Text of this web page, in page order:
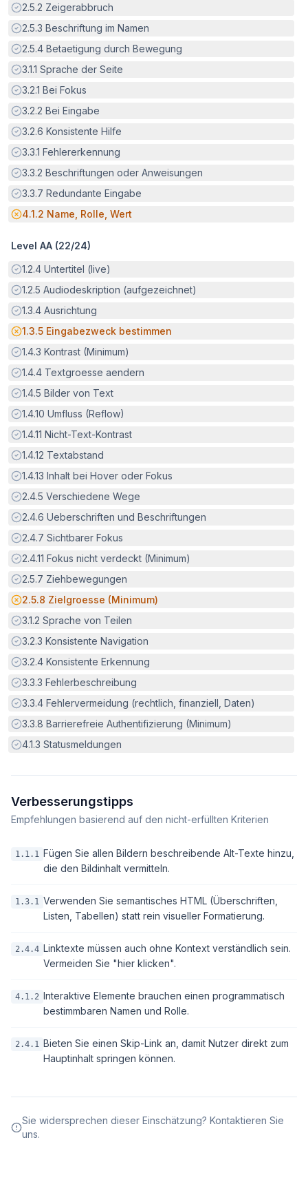
Erfüllt:
2.5.2 Zeigerabbruch
Erfüllt:
2.5.3 Beschriftung im Namen
Erfüllt:
2.5.4 Betaetigung durch Bewegung
Erfüllt:
3.1.1 Sprache der Seite
Erfüllt:
3.2.1 Bei Fokus
Erfüllt:
3.2.2 Bei Eingabe
Erfüllt:
3.2.6 Konsistente Hilfe
Erfüllt:
3.3.1 Fehlererkennung
Erfüllt:
3.3.2 Beschriftungen oder Anweisungen
Erfüllt:
3.3.7 Redundante Eingabe
Potenzielle Barriere:
4.1.2 Name, Rolle, Wert
Level AA (22/24)
Erfüllt:
1.2.4 Untertitel (live)
Erfüllt:
1.2.5 Audiodeskription (aufgezeichnet)
Erfüllt:
1.3.4 Ausrichtung
Potenzielle Barriere:
1.3.5 Eingabezweck bestimmen
Erfüllt:
1.4.3 Kontrast (Minimum)
Erfüllt:
1.4.4 Textgroesse aendern
Erfüllt:
1.4.5 Bilder von Text
Erfüllt:
1.4.10 Umfluss (Reflow)
Erfüllt:
1.4.11 Nicht-Text-Kontrast
Erfüllt:
1.4.12 Textabstand
Erfüllt:
1.4.13 Inhalt bei Hover oder Fokus
Erfüllt:
2.4.5 Verschiedene Wege
Erfüllt:
2.4.6 Ueberschriften und Beschriftungen
Erfüllt:
2.4.7 Sichtbarer Fokus
Erfüllt:
2.4.11 Fokus nicht verdeckt (Minimum)
Erfüllt:
2.5.7 Ziehbewegungen
Potenzielle Barriere:
2.5.8 Zielgroesse (Minimum)
Erfüllt:
3.1.2 Sprache von Teilen
Erfüllt:
3.2.3 Konsistente Navigation
Erfüllt:
3.2.4 Konsistente Erkennung
Erfüllt:
3.3.3 Fehlerbeschreibung
Erfüllt:
3.3.4 Fehlervermeidung (rechtlich, finanziell, Daten)
Erfüllt:
3.3.8 Barrierefreie Authentifizierung (Minimum)
Erfüllt:
4.1.3 Statusmeldungen
Verbesserungstipps
Empfehlungen basierend auf den nicht-erfüllten Kriterien
1.1.1 Fügen Sie allen Bildern beschreibende Alt-Texte hinzu,
die den Bildinhalt vermitteln.
1.3.1 Verwenden Sie semantisches HTML (Überschriften,
Listen, Tabellen) statt rein visueller Formatierung.
2.4.4 Linktexte müssen auch ohne Kontext verständlich sein.
Vermeiden Sie "hier klicken".
4.1.2 Interaktive Elemente brauchen einen programmatisch
bestimmbaren Namen und Rolle.
2.4.1 Bieten Sie einen Skip-Link an, damit Nutzer direkt zum
Hauptinhalt springen können.
Sie widersprechen dieser Einschätzung? Kontaktieren Sie
uns.